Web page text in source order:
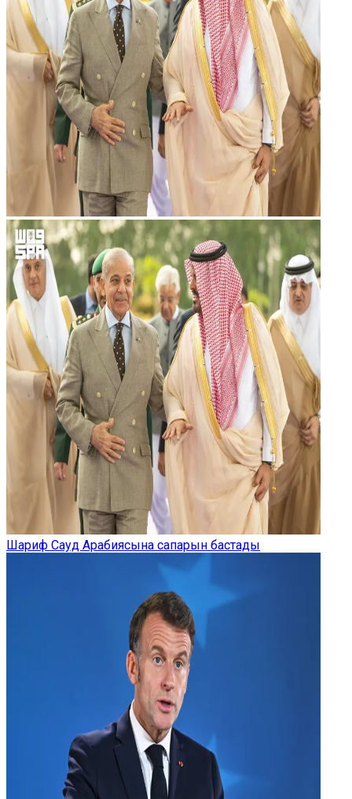
Шариф Сауд Арабиясына сапарын бастады